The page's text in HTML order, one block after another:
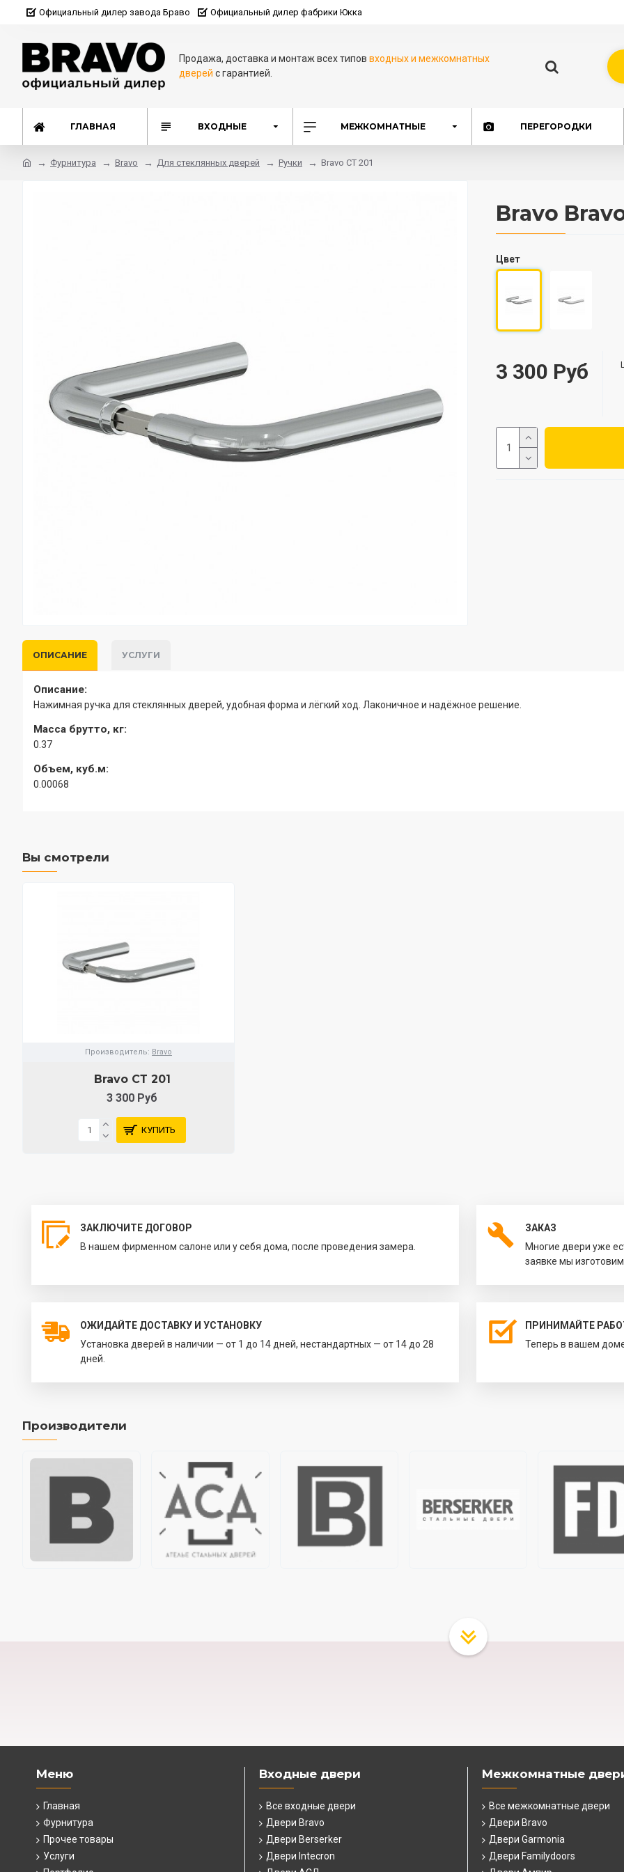
Официальный дилер завода Браво Официальный дилер фабрики Юкка
Продажа, доставка и монтаж всех типоввходных и межкомнатных
дверей с гарантией.
ГЛАВНАЯ ВХОДНЫЕ МЕЖКОМНАТНЫЕ ПЕРЕГОРОДКИ
Фурнитура Bravo Для стеклянных дверей Ручки Bravo СТ 201
Bravo
3 300 Руб
Цвет
ОПИСАНИЕ УСЛУГИ
Описание:
Нажимная ручка для стеклянных дверей, удобная форма и лёгкий ход. Лаконичное и надёжное решение.
Масса брутто, кг:
0.37
Объем, куб.м:
0.00068
Вы смотрели
Производитель: Bravo
Bravo СТ 201
3 300 Руб
КУПИТЬ
ЗАКЛЮЧИТЕ ДОГОВОР
В нашем фирменном салоне или у себя дома, после проведения замера.
ЗАКАЗ
Многие двери уже
заявке мы изготовим
ОЖИДАЙТЕ ДОСТАВКУ И УСТАНОВКУ
Установка дверей в наличии — от 1 до 14 дней, нестандартных — от 14 до 28
дней.
ПРИНИМАЙТЕ
Теперь в вашем
Производители
Меню
Главная
Фурнитура
Прочее товары
Услуги
Входные двери
Все входные двери
Двери Bravo
Двери Berserker
Двери Intecron
Межкомнатные
Все межкомнатные двери
Двери Bravo
Двери Garmonia
Двери Familydoors